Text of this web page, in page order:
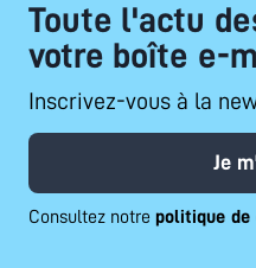
Toute l'actu
votre boîte e-
Inscrivez-vous à la
Je
Consultez notre politique